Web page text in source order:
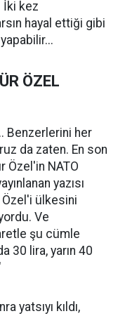
İki kez
hayal ettiği gibi
ÖZEL
Benzerlerini her
da zaten. En son
Özel'in NATO
yazısı
Özel'i ülkesini
Ve
şu cümle
30 lira, yarın 40
yatsıyı kıldı,